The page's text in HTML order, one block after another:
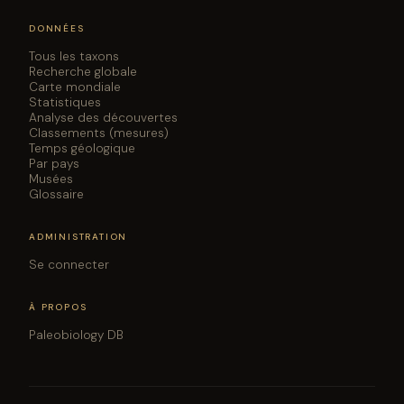
Formation in the western panhandle of Oklahoma with
Journal of Geology 128:477-515
F. Costa and O. Mateus. 2019. Dacentrurine
stegosaurs (Dinosauria): a new specimen of Miragaia
longicollum from the Late Jurassic of Portugal resolves
taxonomical validity and shows the occurrence of the
clade in North America. PLoS One 14(11):e0224263:1-
124
DOI ↗
A. S. S. Barros. 2018. Upper Jurassic Dinosaur
2017.
S. C. R. Maidment, D. C. Woodruff, and J. R. Horner. 2018.
Hesperosaurus mjosi from the Upper Jurassic
implications for growth and size in Morrison
DONNÉES
Tous les taxons
Recherche globale
Carte mondiale
Statistiques
Analyse des découvertes
Classements (mesures)
Temps géologique
Par pays
Musées
Glossaire
ADMINISTRATION
Se connecter
À PROPOS
Paleobiology DB